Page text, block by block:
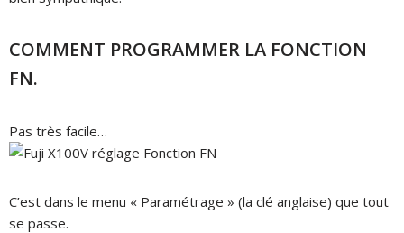
COMMENT PROGRAMMER LA FONCTION
FN.
Pas très facile…
C’est dans le menu « Paramétrage » (la clé anglaise) que tout
se passe.